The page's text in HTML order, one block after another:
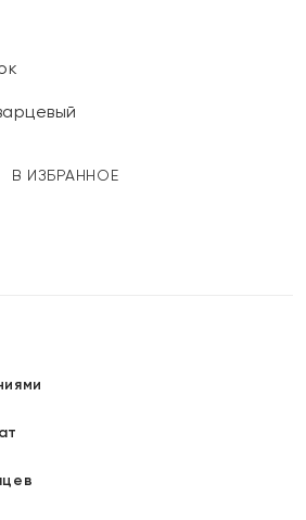
В ИЗБРАННОЕ